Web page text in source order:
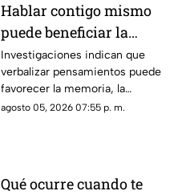
Hablar contigo mismo
puede beneficiar la
concentración y la
memoria
Investigaciones indican que
verbalizar pensamientos puede
favorecer la memoria, la
planificación y el manejo de
agosto 05, 2026 07:55 p. m.
Qué ocurre cuando te